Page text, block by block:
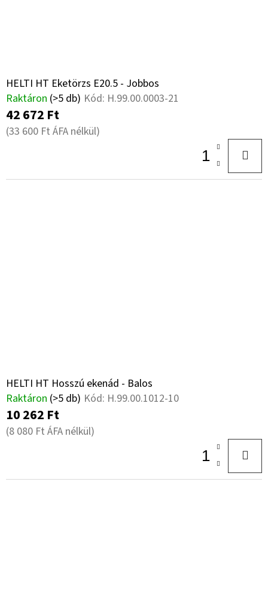
HELTI HT Eketörzs E20.5 - Jobbos
Raktáron (>5 db) Kód: H.99.00.0003-21
42 672 Ft
(33 600 Ft ÁFA nélkül)
HELTI HT Hosszú ekenád - Balos
Raktáron (>5 db) Kód: H.99.00.1012-10
10 262 Ft
(8 080 Ft ÁFA nélkül)